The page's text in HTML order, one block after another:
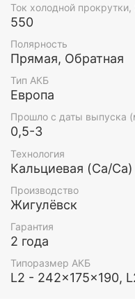
Ток холодной прокрутки,
550
Полярность
Прямая, Обратная
Тип АКБ
Европа
Прошло с даты выпуска
0,5-3
Технология
Кальциевая (Ca/Ca)
Производство
Жигулёвск
Гарантия
2 года
Типоразмер АКБ
L2 - 242x175x190,